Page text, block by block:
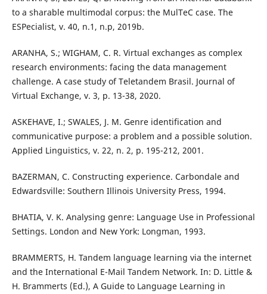
to a sharable multimodal corpus: the MulTeC case. The
ESPecialist, v. 40, n.1, n.p, 2019b.
ARANHA, S.; WIGHAM, C. R. Virtual exchanges as complex
research environments: facing the data management
challenge. A case study of Teletandem Brasil. Journal of
Virtual Exchange, v. 3, p. 13-38, 2020.
ASKEHAVE, I.; SWALES, J. M. Genre identification and
communicative purpose: a problem and a possible solution.
Applied Linguistics, v. 22, n. 2, p. 195-212, 2001.
BAZERMAN, C. Constructing experience. Carbondale and
Edwardsville: Southern Illinois University Press, 1994.
BHATIA, V. K. Analysing genre: Language Use in Professional
Settings. London and New York: Longman, 1993.
BRAMMERTS, H. Tandem language learning via the internet
and the International E-Mail Tandem Network. In: D. Little &
H. Brammerts (Ed.), A Guide to Language Learning in